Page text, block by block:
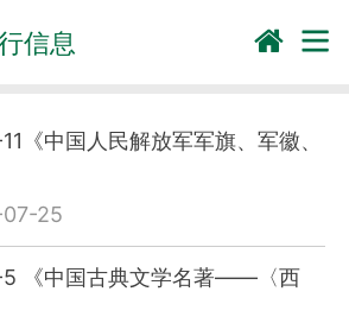
信息
《中国人民解放军军旗、军徽、
25
《中国古典文学名著——〈西